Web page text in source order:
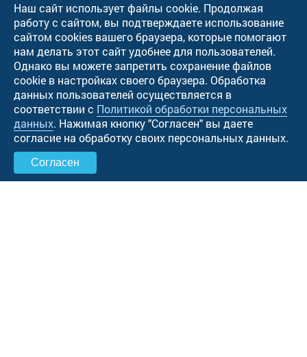
Наш сайт использует файлы cookie. Продолжая
работу с сайтом, вы подтверждаете использование
сайтом cookies вашего браузера, которые помогают
нам делать этот сайт удобнее для пользователей.
Однако вы можете запретить сохранение файлов
cookie в настройках своего браузера. Обработка
данных пользователей осуществляется в
соответствии с Политикой обработки персональных
данных. Нажимая кнопку "Cогласен" вы даете
согласие на обработку своих персональных данных.
Согласен